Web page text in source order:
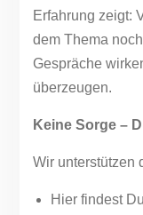
Erfahrung zeigt:
dem Thema
Gespräche
überzeugen.
Keine Sorge –
Wir unterstützen
Hier findest